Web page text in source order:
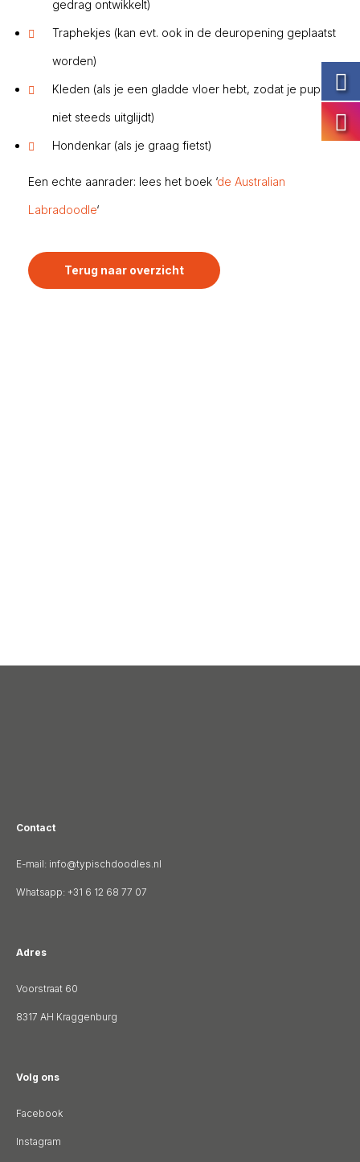
gedrag ontwikkelt)
Traphekjes (kan evt. ook in de deuropening geplaatst
worden)
Kleden (als je een gladde vloer hebt, zodat je pup
niet steeds uitglijdt)
Hondenkar (als je graag fietst)
Een echte aanrader: lees het boek ‘de Australian
Labradoodle‘
Terug naar overzicht
Contact
E-mail: info@typischdoodles.nl
Whatsapp: +31 6 12 68 77 07
Adres
Voorstraat 60
8317 AH Kraggenburg
Volg ons
Facebook
Instagram